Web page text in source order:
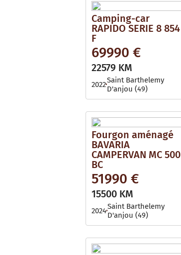
Camping-car
RAPIDO SERIE 8 854
F
69990 €
22579 KM
2022Saint Barthelemy
D'anjou (49)
Fourgon aménagé
BAVARIA
CAMPERVAN MC 500
BC
51990 €
15500 KM
2024Saint Barthelemy
D'anjou (49)